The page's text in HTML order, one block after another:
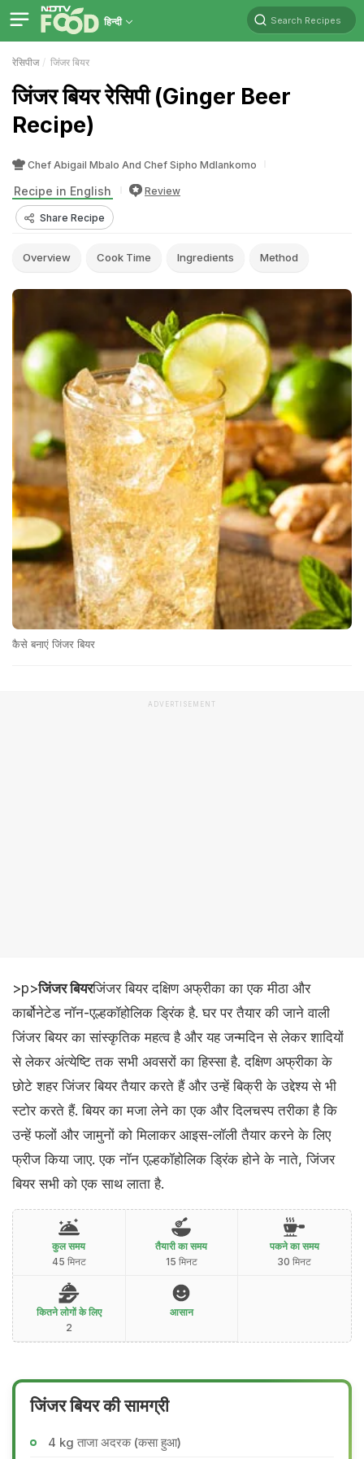
हिन्दी Search Recipes
रेसिपीज जिंजर बियर
जिंजर बियर रेसिपी (Ginger Beer
Recipe)
Chef Abigail Mbalo And Chef Sipho Mdlankomo
Recipe in English Review
Share Recipe
Overview Cook Time Ingredients Method
कैसे बनाएं जिंजर बियर
ADVERTISEMENT
>p>जिंजर बियरजिंजर बियर दक्षिण अफ्रीका का एक मीठा और
कार्बोनेटेड नॉन-एल्हकॉ​होलिक ड्रिंक है. घर पर तैयार की जाने वाली
जिंजर बियर का सांस्कृतिक महत्व है और यह जन्मदिन से लेकर शादियों
से लेकर अंत्येष्टि तक सभी अवसरों का हिस्सा है. दक्षिण अफ्रीका के
छोटे शहर जिंजर बियर तैयार करते हैं और उन्हें बिक्री के उद्देश्य से भी
स्टोर करते हैं. बियर का मजा लेने का एक और दिलचस्प तरीका है कि
उन्हें फलों और जामुनों को मिलाकर आइस-लॉली तैयार करने के लिए
फ्रीज किया जाए. एक नॉन एल्हकॉ​होलिक ​ड्रिंक होने के नाते, जिंजर
बियर सभी को एक साथ लाता है.
कुल समय
45 मिनट
तैयारी का समय
15 मिनट
पकने का समय
30 मिनट
कितने लोगों के लिए
2
आसान
जिंजर बियर की सामग्री
4 kg ताजा अदरक (कसा हुआ)